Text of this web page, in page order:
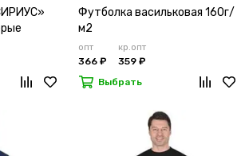
Футболка васильковая 160г/
м2
опт
366 ₽
кр.опт
359 ₽
Выбрать